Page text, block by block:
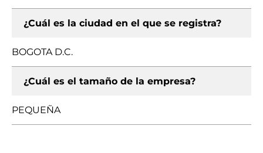
¿Cuál es la ciudad en el que se registra?
BOGOTA D.C.
¿Cuál es el tamaño de la empresa?
PEQUEÑA